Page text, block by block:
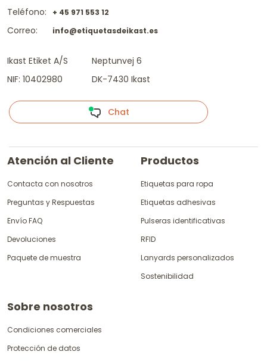
Teléfono:
Correo:
+ 45 971 553 12
info@etiquetasdeikast.es
Ikast Etiket A/S
NIF: 10402980
Neptunvej 6
DK-7430 Ikast
Chat
Atención al Cliente
Contacta con nosotros
Preguntas y Respuestas
Envío FAQ
Devoluciones
Paquete de muestra
Productos
Etiquetas para ropa
Etiquetas adhesivas
Pulseras identificativas
RFID
Lanyards personalizados
Sostenibilidad
Sobre nosotros
Condiciones comerciales
Protección de datos